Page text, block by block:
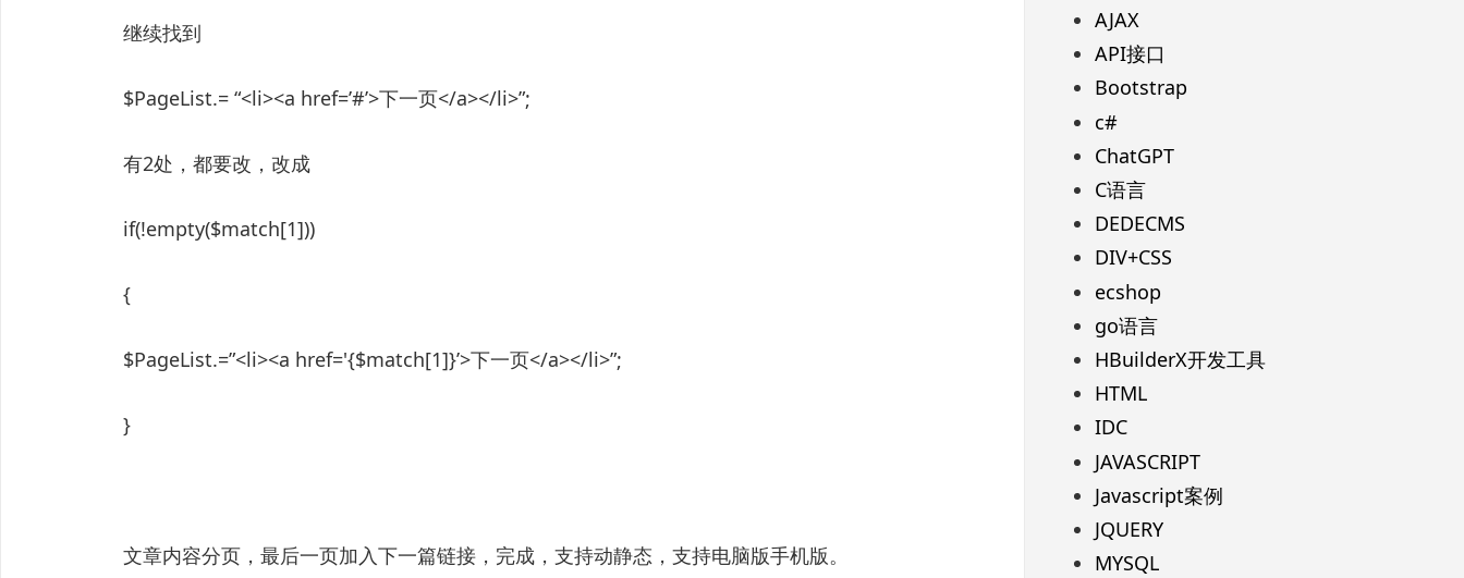
继续找到
$PageList.= “<li><a href=’#’>下一页</a></li>”;
有2处，都要改，改成
if(!empty($match[1]))
{
$PageList.=”<li><a href='{$match[1]}’>下一页</a></li>”;
}
文章内容分页，最后一页加入下一篇链接，完成，支持动静态，支持电脑版手机版。
AJAX
API接口
Bootstrap
c#
ChatGPT
C语言
DEDECMS
DIV+CSS
ecshop
go语言
HBuilderX开发工具
HTML
IDC
JAVASCRIPT
Javascript案例
JQUERY
MYSQL